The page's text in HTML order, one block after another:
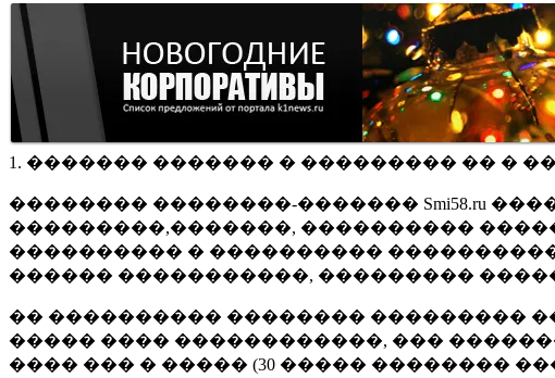
1. ������� ������� � ��������� �� �
�������� ��������-������� Smi58.ru
���������,�������, ����������
���������� � ����������
������ �����������, ���������
�� ���������� �������� ���������
����� ���� ������������, ���
���� ��� � ����� (30 ����� ��������